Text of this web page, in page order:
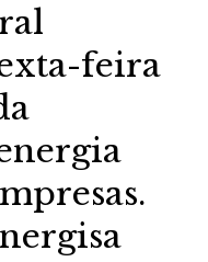
feira